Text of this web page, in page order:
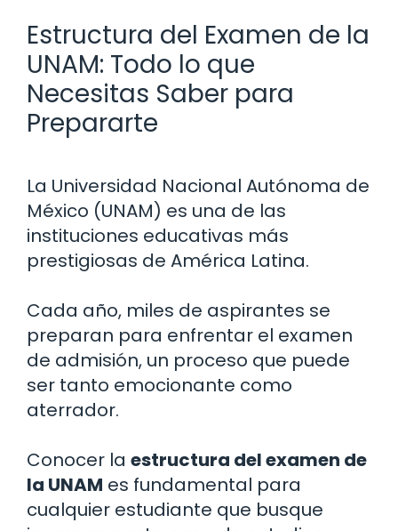
Estructura del Examen de la
UNAM: Todo lo que
Necesitas Saber para
Prepararte
La Universidad Nacional Autónoma de
México (UNAM) es una de las
instituciones educativas más
prestigiosas de América Latina.
Cada año, miles de aspirantes se
preparan para enfrentar el examen
de admisión, un proceso que puede
ser tanto emocionante como
aterrador.
Conocer la estructura del examen de
la UNAM es fundamental para
cualquier estudiante que busque